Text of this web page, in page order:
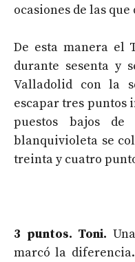
ocasiones de las que
De esta manera el
durante sesenta y
Valladolid con la
escapar tres puntos
puestos bajos
blanquivioleta se
treinta y cuatro
3 puntos. Toni.
marcó la